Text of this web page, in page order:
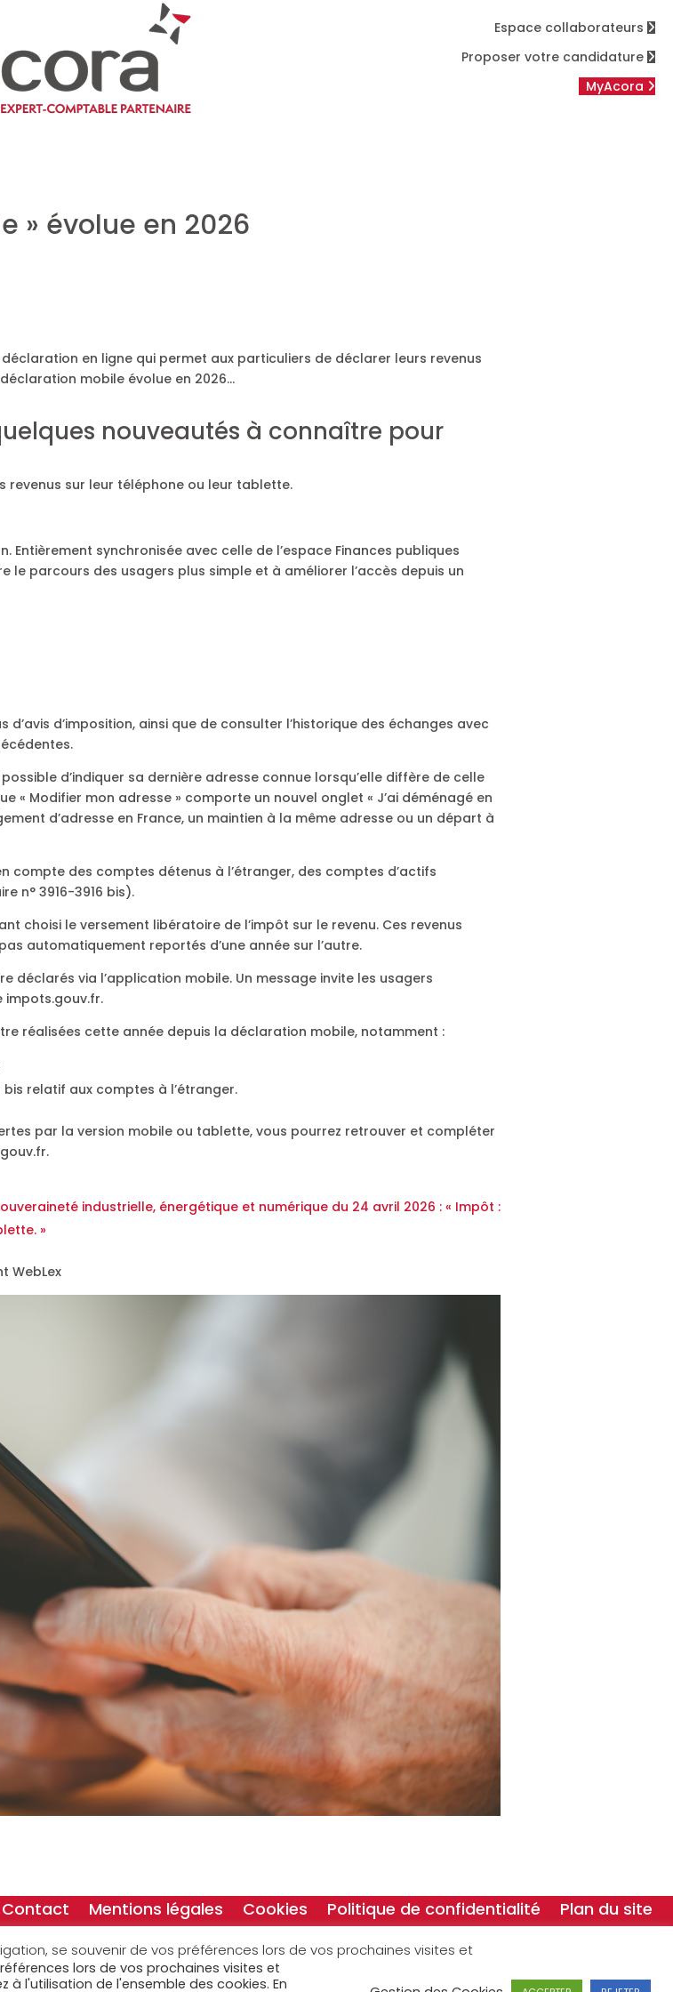
Espace collaborateurs
Proposer votre candidature
MyAcora
» évolue en 2026
en ligne qui permet aux particuliers de déclarer leurs revenus
mobile évolue en 2026…
nouveautés à connaître pour
revenus sur leur téléphone ou leur tablette.
Entièrement synchronisée avec celle de l’espace Finances publiques
parcours des usagers plus simple et à améliorer l’accès depuis un
d’imposition, ainsi que de consulter l’historique des échanges avec
d’indiquer sa dernière adresse connue lorsqu’elle diffère de celle
« Modifier mon adresse » comporte un nouvel onglet « J’ai déménagé en
d’adresse en France, un maintien à la même adresse ou un départ à
compte des comptes détenus à l’étranger, des comptes d’actifs
n° 3916-3916 bis).
choisi le versement libératoire de l’impôt sur le revenu. Ces revenus
automatiquement reportés d’une année sur l’autre.
déclarés via l’application mobile. Un message invite les usagers
réalisées cette année depuis la déclaration mobile, notamment :
relatif aux comptes à l’étranger.
par la version mobile ou tablette, vous pourrez retrouver et compléter
industrielle, énergétique et numérique du 24 avril 2026 : « Impôt :
»
WebLex
Contact Mentions légales Cookies Politique de confidentialité Plan du site
Rejoignez nous sur
se souvenir de vos préférences lors de vos prochaines visites et
lors de vos prochaines visites et
à l'utilisation de l'ensemble des cookies. En